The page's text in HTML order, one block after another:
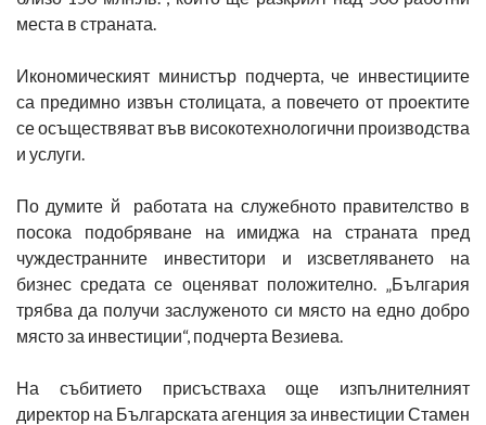
места в страната.
Икономическият министър подчерта, че инвестициите
са предимно извън столицата, а повечето от проектите
се осъществяват във високотехнологични производства
и услуги.
По думите й работата на служебното правителство в
посока подобряване на имиджа на страната пред
чуждестранните инвеститори и изсветляването на
бизнес средата се оценяват положително. „България
трябва да получи заслуженото си място на едно добро
място за инвестиции“, подчерта Везиева.
На събитието присъстваха още изпълнителният
директор на Българската агенция за инвестиции Стамен